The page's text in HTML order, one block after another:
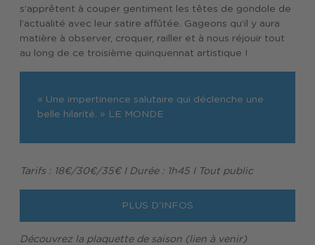
s’apprêtent à couper gentiment les têtes de gondole de
l’actualité avec leur satire affûtée. Gageons qu’il y aura
matière à observer, croquer, railler et à nous réjouir tout
au long de ce troisième quinquennat artistique !
« Une impertinence salutaire qui déclenche une
belle hilarité. » LE MONDE
Tarifs : 18€/30€/35€ I Durée : 1h45 I Tout public
PLUS D'INFOS
Découvrez la plaquette de saison (lien à venir)